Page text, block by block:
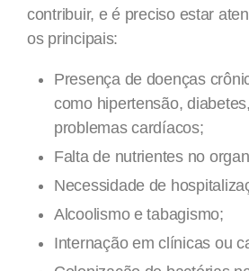
contribuir, e é preciso estar
os principais:
Presença de doenças
como hipertensão,
problemas cardíacos;
Falta de nutrientes no
Necessidade de
Alcoolismo e tabagismo;
Internação em clínicas ou